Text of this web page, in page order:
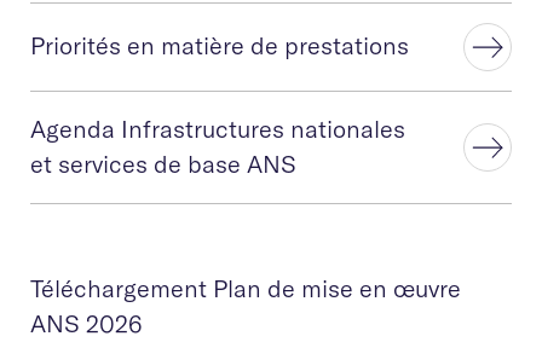
Priorités en matière de prestations
Agenda Infrastructures nationales
et services de base ANS
Téléchargement Plan de mise en œuvre
ANS 2026